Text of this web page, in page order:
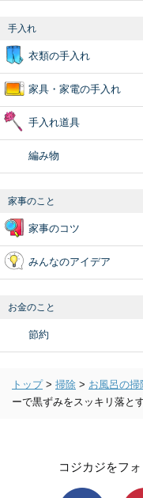
手入れ
衣類の手入れ
家具・家電の手入れ
手入れ道具
編み物
家事のこと
家事のコツ
みんなのアイデア
お金のこと
節約
トップ > 掃除 > お風呂の掃
ーで黒ずみをスッキリ落と
コジカジをフ